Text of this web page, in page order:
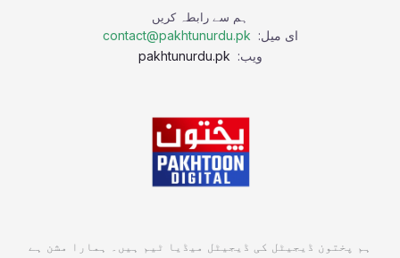
ہم سے رابطہ کریں
ای میل: contact@pakhtunurdu.pk
ویب:
ہم پختون ڈیجیٹل کی ڈیجیٹل میڈیا ٹیم ہیں۔ ہمارا مشن ہے